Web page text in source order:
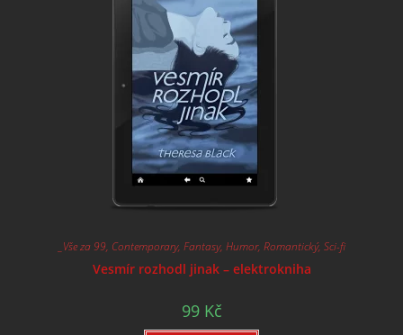
_Vše za 99, Contemporary, Fantasy, Humor, Romantický, Sci-fi
Vesmír rozhodl jinak – elektrokniha
99 Kč